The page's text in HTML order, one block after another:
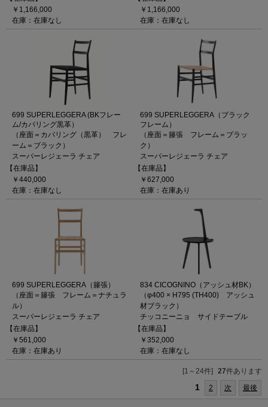
￥1,166,000
在庫：在庫なし
￥1,166,000
在庫：在庫なし
699 SUPERLEGGERA (BKフレー
ム/カバリング黒革）
（座面＝カバリング（黒革） フレ
ーム＝ブラック）
スーパーレジェーラ チェア
【在庫品】
￥440,000
在庫：在庫なし
699 SUPERLEGGERA（ブラック
フレーム）
（座面＝籐張 フレーム＝ブラッ
ク）
スーパーレジェーラ チェア
【在庫品】
￥627,000
在庫：在庫あり
699 SUPERLEGGERA（籐張）
（座面＝籐張 フレーム＝ナチュラ
ル）
スーパーレジェーラ チェア
【在庫品】
￥561,000
在庫：在庫あり
834 CICOGNINO（アッシュ材BK）
（φ400 × H795 (TH400) アッシュ
材ブラック）
チッコニーニョ サイドテーブル
【在庫品】
￥352,000
在庫：在庫なし
[1～24件] 27件あります
1 2 次 最後